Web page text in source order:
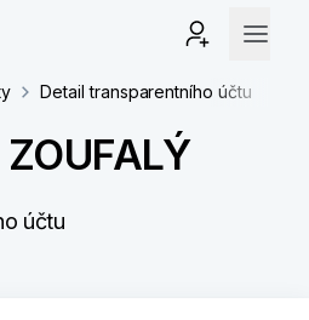
Detail transparentního účtu
účtu